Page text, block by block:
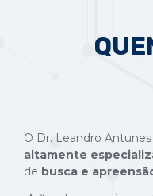
O Dr. Leandro
altamente
de busca e